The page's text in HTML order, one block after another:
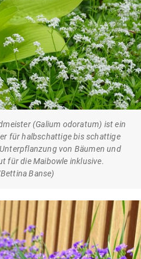
(Galium odoratum) ist ein
für halbschattige bis schattige
von Bäumen und
für die Maibowle inklusive.
Banse)